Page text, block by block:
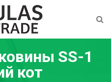
SS-1
кот